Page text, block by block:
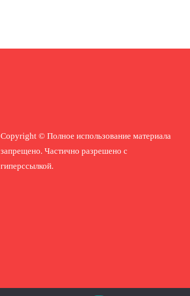
Copyright © Полное использование материала
запрещено. Частично разрешено с
гиперссылкой.